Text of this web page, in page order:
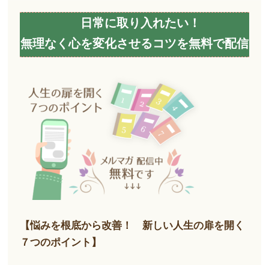
日常に取り入れたい！
無理なく心を変化させるコツを無料で配信
【悩みを根底から改善！ 新しい人生の扉を開く
７つのポイント】